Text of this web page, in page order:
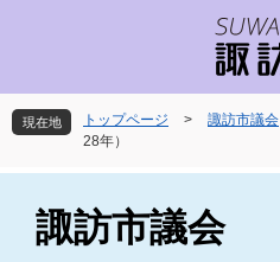
先
頭
を
飛
現在地 トップページ > 諏訪市議会
28年）
諏訪市議会